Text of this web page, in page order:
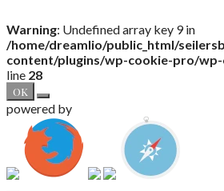
Warning: Undefined array key 9 in
/home/dreamlio/public_html/
content/plugins/wp-cookie-pro/
line 28
OK
powered by